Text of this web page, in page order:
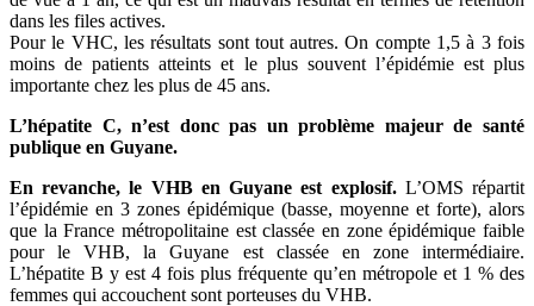
dans les files actives.
Pour le VHC, les résultats sont tout autres. On compte 1,5 à 3 fois
moins de patients atteints et le plus souvent l’épidémie est plus
importante chez les plus de 45 ans.
L’hépatite C, n’est donc pas un problème majeur de santé
publique en Guyane.
En revanche, le VHB en Guyane est explosif.L’OMS répartit
l’épidémie en 3 zones épidémique (basse, moyenne et forte), alors
que la France métropolitaine est classée en zone épidémique faible
pour le VHB, la Guyane est classée en zone intermédiaire.
L’hépatite B y est 4 fois plus fréquente qu’en métropole et 1 % des
femmes qui accouchent sont porteuses du VHB.